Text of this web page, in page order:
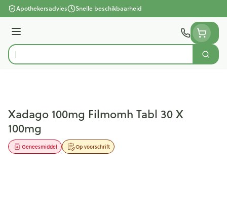
Ga naar de inhoud
Apothekersadvies Snelle beschikbaarheid
Menu
Product, merk, categorie...
Zoek
Xadago 100mg Filmomh Tabl 30 X
100mg
Op voorschrift
Geneesmiddel